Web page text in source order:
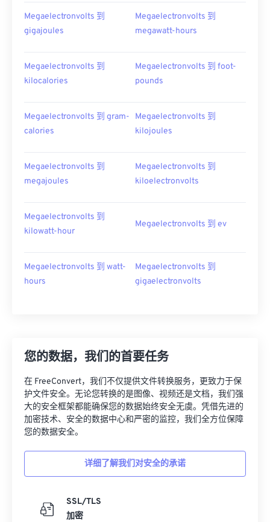
Megaelectronvolts 到
gigajoules
Megaelectronvolts 到
megawatt-hours
Megaelectronvolts 到
kilocalories
Megaelectronvolts 到 foot-
pounds
Megaelectronvolts 到 gram-
calories
Megaelectronvolts 到
kilojoules
Megaelectronvolts 到
megajoules
Megaelectronvolts 到
kiloelectronvolts
Megaelectronvolts 到
kilowatt-hour
Megaelectronvolts 到 ev
Megaelectronvolts 到 watt-
hours
Megaelectronvolts 到
gigaelectronvolts
您的数据，我们的首要任务
在 FreeConvert，我们不仅提供文件转换服务，更致力于保
护文件安全。无论您转换的是图像、视频还是文档，我们强
大的安全框架都能确保您的数据始终安全无虞。凭借先进的
加密技术、安全的数据中心和严密的监控，我们全方位保障
您的数据安全。
详细了解我们对安全的承诺
SSL/TLS
加密